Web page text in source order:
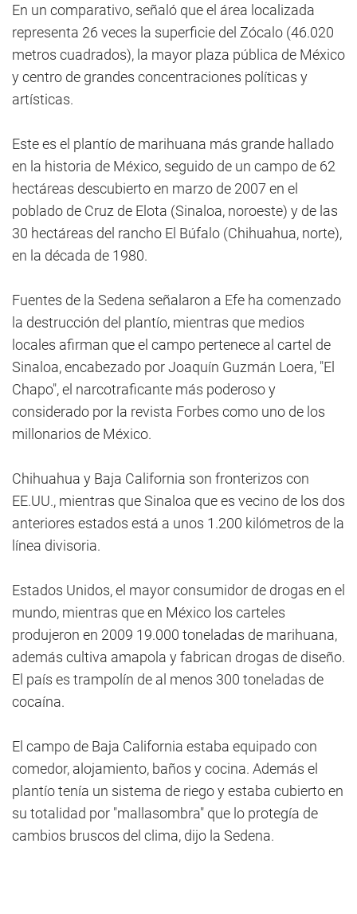
En un comparativo, señaló que el área localizada
representa 26 veces la superficie del Zócalo (46.020
metros cuadrados), la mayor plaza pública de México
y centro de grandes concentraciones políticas y
artísticas.
Este es el plantío de marihuana más grande hallado
en la historia de México, seguido de un campo de 62
hectáreas descubierto en marzo de 2007 en el
poblado de Cruz de Elota (Sinaloa, noroeste) y de las
30 hectáreas del rancho El Búfalo (Chihuahua, norte),
en la década de 1980.
Fuentes de la Sedena señalaron a Efe ha comenzado
la destrucción del plantío, mientras que medios
locales afirman que el campo pertenece al cartel de
Sinaloa, encabezado por Joaquín Guzmán Loera, "El
Chapo", el narcotraficante más poderoso y
considerado por la revista Forbes como uno de los
millonarios de México.
Chihuahua y Baja California son fronterizos con
EE.UU., mientras que Sinaloa que es vecino de los dos
anteriores estados está a unos 1.200 kilómetros de la
línea divisoria.
Estados Unidos, el mayor consumidor de drogas en el
mundo, mientras que en México los carteles
produjeron en 2009 19.000 toneladas de marihuana,
además cultiva amapola y fabrican drogas de diseño.
El país es trampolín de al menos 300 toneladas de
cocaína.
El campo de Baja California estaba equipado con
comedor, alojamiento, baños y cocina. Además el
plantío tenía un sistema de riego y estaba cubierto en
su totalidad por "mallasombra" que lo protegía de
cambios bruscos del clima, dijo la Sedena.